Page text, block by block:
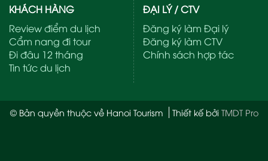
KHÁCH HÀNG
Review điểm du lịch
Cẩm nang đi tour
Đi đâu 12 tháng
Tin tức du lịch
ĐẠI LÝ / CTV
Đăng ký làm Đại lý
Đăng ký làm CTV
Chính sách hợp tác
© Bản quyền thuộc về Hanoi Tourism Thiết kế bởi TMDT Pro